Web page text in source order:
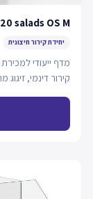
salads OS M
יחידת קירור חיצונית
מדף ייעודי
קירור דינמי,